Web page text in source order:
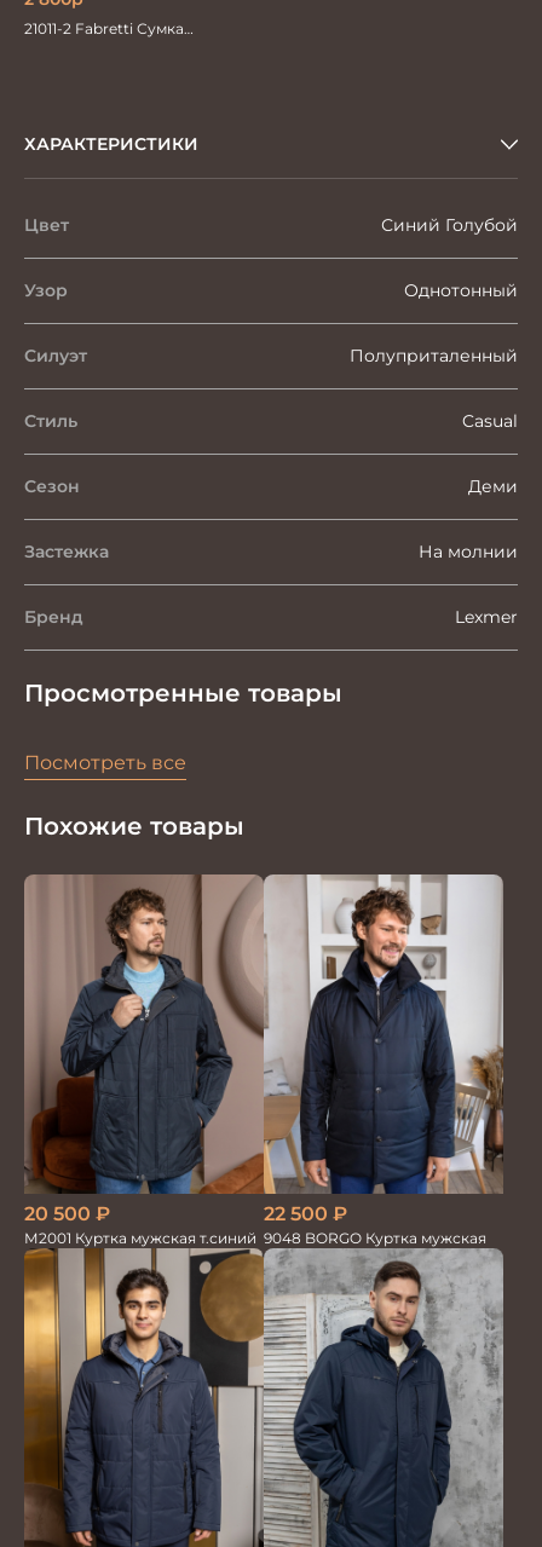
21011-2 Fabretti Сумка
ХАРАКТЕРИСТИКИ
Цвет Синий Голубой
Узор Однотонный
Силуэт Полуприталенный
Стиль Casual
Сезон Деми
Застежка На молнии
Бренд Lexmer
Просмотренные товары
Посмотреть все
Похожие товары
20 500 ₽
М2001 Куртка мужская т.синий
22 500 ₽
9048 BORGO Куртка мужская